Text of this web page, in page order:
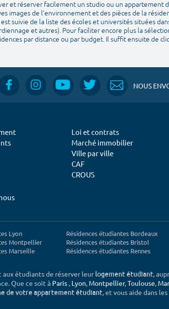
et réserver facilement un studio ou un appartement
images de l’environnement et des pièces de la
suivie de la liste des écoles et universités situées
et autres). Pour faciliter encore plus la
par distance ou par budget. Il suffit ensuite de
NOUS
Loi et contrats
Marché immobilier
Ville par ville
CAF
CROUS
Lyon
Montpellier
Marseille
Résidences étudiantes Bordeaux
Résidences étudiantes Bristol
Résidences étudiantes Rennes
étudiants de réserver leurlogement étudiant,
Que ce soit à Paris , Lyon, Montpellier,Toulouse,
de votre appartement étudiant, et vous aide dans